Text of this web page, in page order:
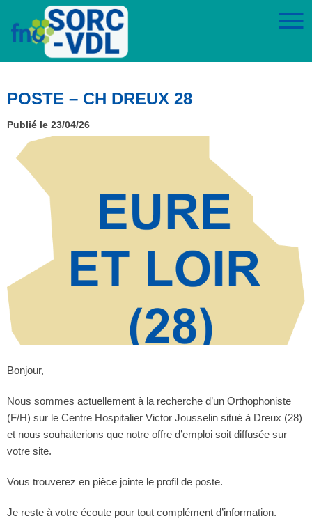
POSTE – CH DREUX 28
Publié le 23/04/26
Bonjour,
Nous sommes actuellement à la recherche d’un Orthophoniste
(F/H) sur le Centre Hospitalier Victor Jousselin situé à Dreux (28)
et nous souhaiterions que notre offre d’emploi soit diffusée sur
votre site.
Vous trouverez en pièce jointe le profil de poste.
Je reste à votre écoute pour tout complément d’information.